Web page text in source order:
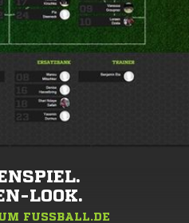
LOOK.
FUSSBALL.DE